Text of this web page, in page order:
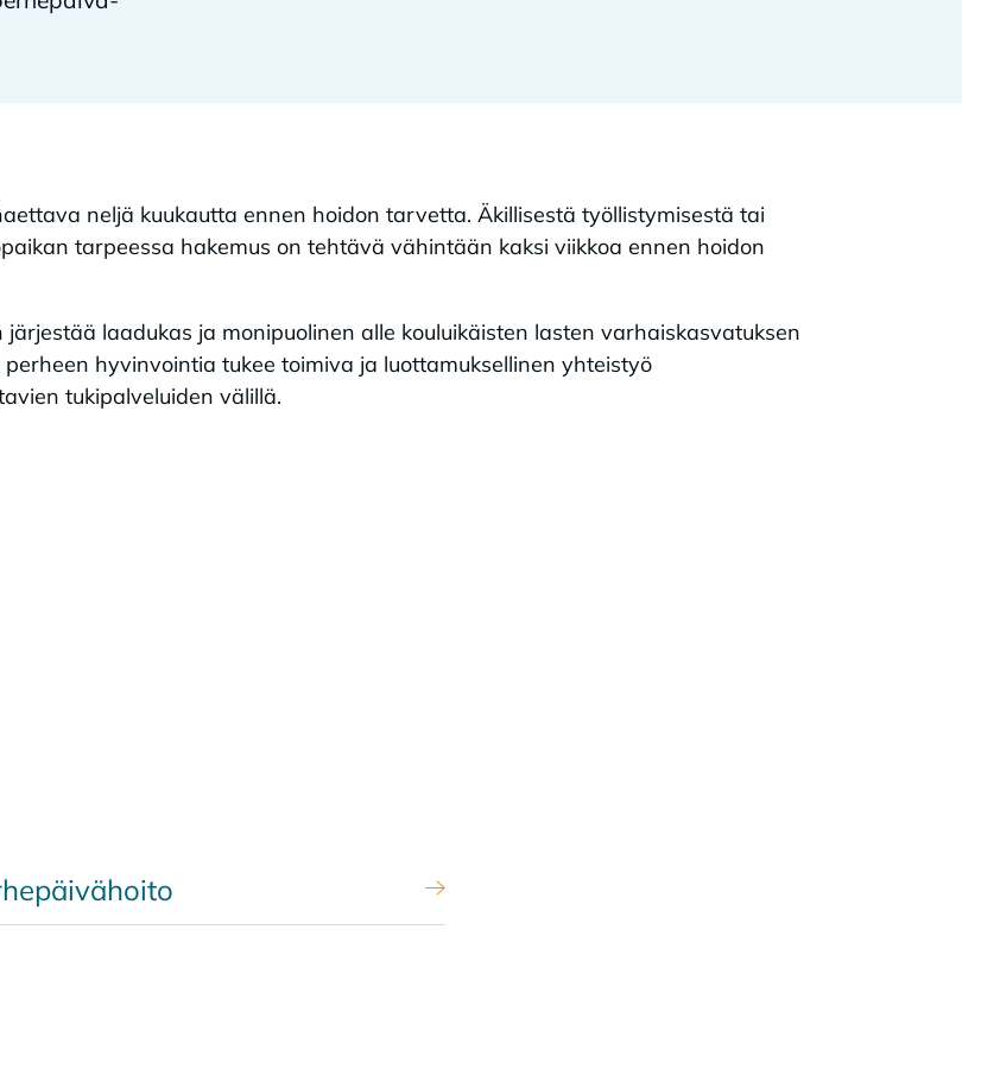
neljä kuukautta ennen hoidon tarvetta. Äkillisestä työllistymisestä tai
tarpeessa hakemus on tehtävä vähintään kaksi viikkoa ennen hoidon
laadukas ja monipuolinen alle kouluikäisten lasten varhaiskasvatuksen
hyvinvointia tukee toimiva ja luottamuksellinen yhteistyö
tukipalveluiden välillä.